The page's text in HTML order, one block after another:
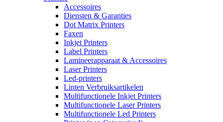
Accessoires
Diensten & Garanties
Dot Matrix Printers
Faxen
Inkjet Printers
Label Printers
Lamineerapparaat & Accessoires
Laser Printers
Led-printers
Linten Verbruiksartikelen
Multifunctionele Inkjet Printers
Multifunctionele Laser Printers
Multifunctionele Led Printers